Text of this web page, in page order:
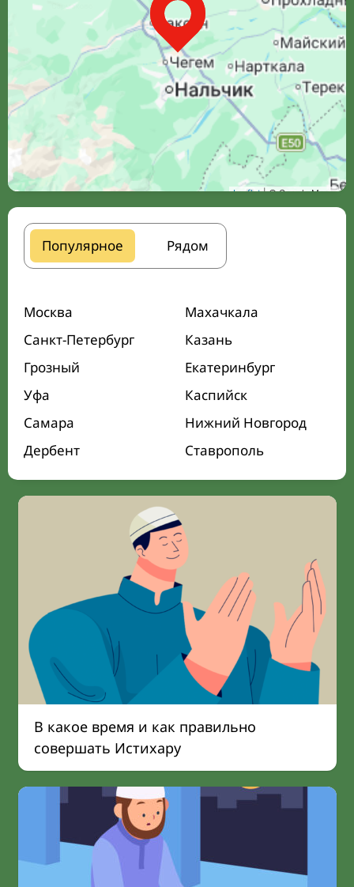
Leaflet| © Google Maps
Популярное Рядом
Москва
Махачкала
Санкт-Петербург
Казань
Грозный
Екатеринбург
Уфа
Каспийск
Самара
Нижний Новгород
Дербент
Ставрополь
В какое время и как правильно
совершать Истихару